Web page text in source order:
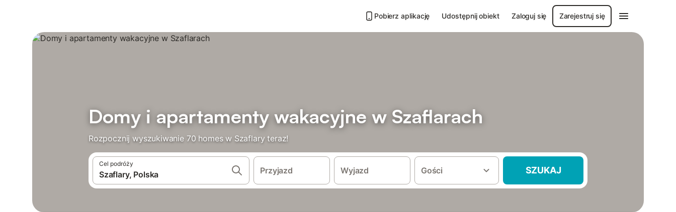
Pobierz aplikację Udostępnij obiekt Zaloguj się Zarejestruj się
Domy i apartamenty wakacyjne w Szaflarach
Rozpocznij wyszukiwanie 70 homes w Szaflary teraz!
Cel podróży
Przyjazd Wyjazd Gości SZUKAJ